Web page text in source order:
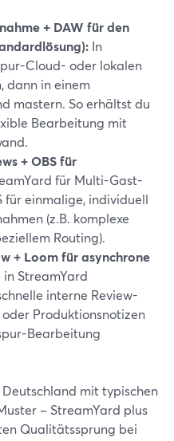
+ DAW für den
In
Cloud- oder lokalen
dann in einem
mastern. So erhältst du
Bearbeitung mit
+ OBS für
für Multi-Gast-
für einmalige, individuell
(z.B. komplexe
Routing).
+ Loom für asynchrone
StreamYard
interne Review-
Produktionsnotizen
Bearbeitung
mit typischen
– StreamYard plus
Qualitätssprung bei